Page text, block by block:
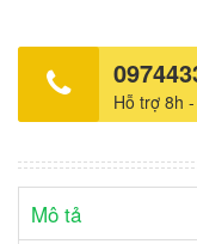
mẫn với Clindamycin,
do dùng kháng sinh. 5.
7. NSX: Hoe
100.000vnd/ tuýp
thuốc Trustiva tốt nhất
thuốc TLE M152 tốt
Mua thuốc ARV ở Trà
Hỗ trợ 8h
Mô tả